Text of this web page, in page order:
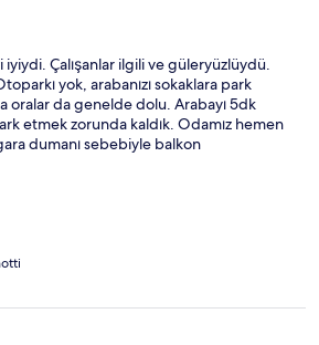
Çalışanlar ilgili ve güleryüzlüydü.
yok, arabanızı sokaklara park
oralar da genelde dolu. Arabayı 5dk
etmek zorunda kaldık. Odamız hemen
dumanı sebebiyle balkon